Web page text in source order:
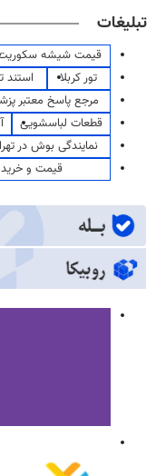
تبلیغات
قیمت شیشه
تور کربلا
مرجع پاسخ معتبر
قطعات لباسشویی
نمایندگی بوش در
قیمت و